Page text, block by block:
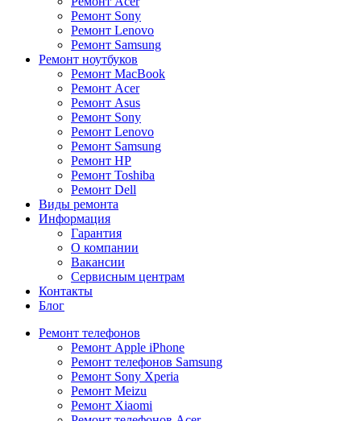
Ремонт Sony
Ремонт Lenovo
Ремонт Samsung
Ремонт ноутбуков
Ремонт MacBook
Ремонт Acer
Ремонт Asus
Ремонт Sony
Ремонт Lenovo
Ремонт Samsung
Ремонт HP
Ремонт Toshiba
Ремонт Dell
Виды ремонта
Информация
Гарантия
О компании
Вакансии
Сервисным центрам
Контакты
Блог
Ремонт телефонов
Ремонт Apple iPhone
Ремонт телефонов Samsung
Ремонт Sony Xperia
Ремонт Meizu
Ремонт Xiaomi